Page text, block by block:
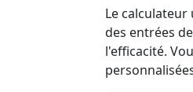
Le
des entrées
l'efficacité.